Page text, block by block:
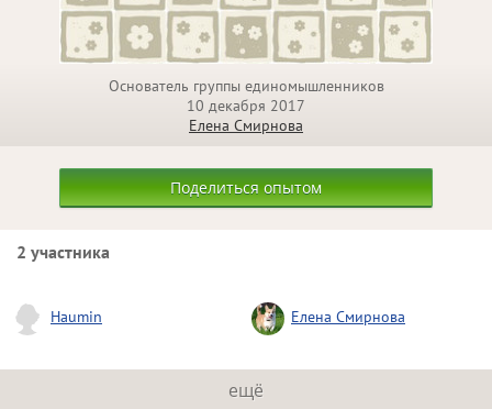
Основатель группы единомышленников
10 декабря 2017
Елена Смирнова
Поделиться опытом
2 участника
Haumin Елена Смирнова
ещё